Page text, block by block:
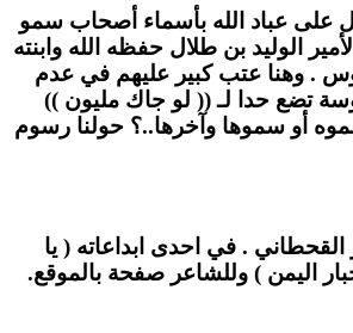
على عباد الله بأسماء أصحاب سمو
الوليد بن طلال حفظه الله وابنته
. وهنا عتب كبير عليهم في عدم
تضع حدا لـ (( لو جاك مليون ))
أو سموها وآخرها..؟ حولنا رسوم
القحطاني . في احدى ابداعاته ( يا
اليمن ) وللشاعر صفحة بالموقع.